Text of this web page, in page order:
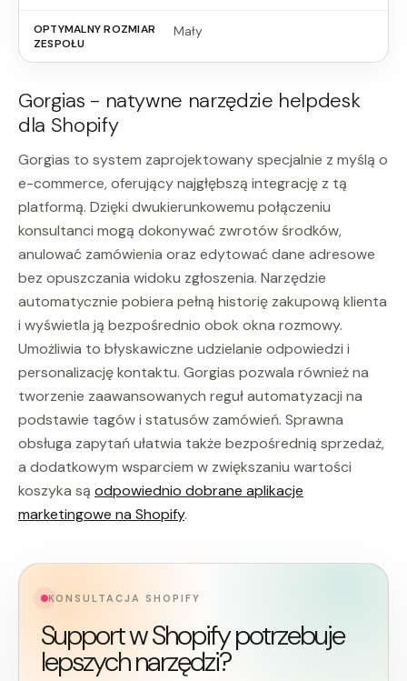
Mały
Gorgias - natywne narzędzie helpdesk
dla Shopify
Gorgias to system zaprojektowany specjalnie z myślą o
e-commerce, oferujący najgłębszą integrację z tą
platformą. Dzięki dwukierunkowemu połączeniu
konsultanci mogą dokonywać zwrotów środków,
anulować zamówienia oraz edytować dane adresowe
bez opuszczania widoku zgłoszenia. Narzędzie
automatycznie pobiera pełną historię zakupową klienta
i wyświetla ją bezpośrednio obok okna rozmowy.
Umożliwia to błyskawiczne udzielanie odpowiedzi i
personalizację kontaktu. Gorgias pozwala również na
tworzenie zaawansowanych reguł automatyzacji na
podstawie tagów i statusów zamówień. Sprawna
obsługa zapytań ułatwia także bezpośrednią sprzedaż,
a dodatkowym wsparciem w zwiększaniu wartości
koszyka są odpowiednio dobrane aplikacje
marketingowe na Shopify.
KONSULTACJA SHOPIFY
Support w Shopify potrzebuje
lepszych narzędzi?